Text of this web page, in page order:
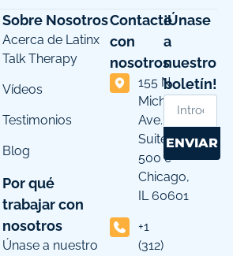
Sobre Nosotros
Acerca de Latinx
Talk Therapy
Vídeos
Testimonios
Blog
Por qué
trabajar con
nosotros
Únase a nuestro
Contacte
con
nosotros
155 N
Michigan
Ave.
Suite
500 c
Chicago,
IL 60601
+1
(312)
¡Únase
a
nuestro
boletín!
ENVIAR